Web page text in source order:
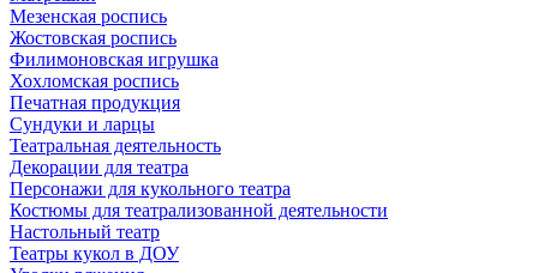
Мезенская роспись
Жостовская роспись
Филимоновская игрушка
Хохломская роспись
Печатная продукция
Сундуки и ларцы
Театральная деятельность
Декорации для театра
Персонажи для кукольного театра
Костюмы для театрализованной деятельности
Настольный театр
Театры кукол в ДОУ